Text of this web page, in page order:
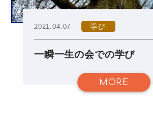
2021.04.07 学び
一瞬一生の会での学び
MORE